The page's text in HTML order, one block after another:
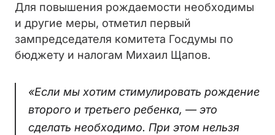
Для повышения рождаемости необходимы
и другие меры, отметил первый
зампредседателя комитета Госдумы по
бюджету и налогам Михаил Щапов.
«Если мы хотим стимулировать рождение
второго и третьего ребенка, — это
сделать необходимо. При этом нельзя